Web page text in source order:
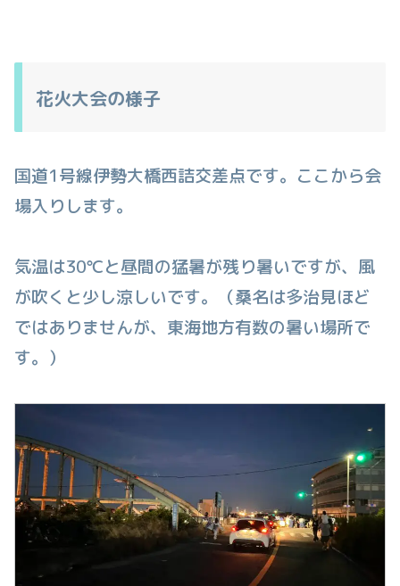
花火大会の様子
国道1号線伊勢大橋西詰交差点です。ここから会
場入りします。
気温は30℃と昼間の猛暑が残り暑いですが、風
が吹くと少し涼しいです。（桑名は多治見ほど
ではありませんが、東海地方有数の暑い場所で
す。）